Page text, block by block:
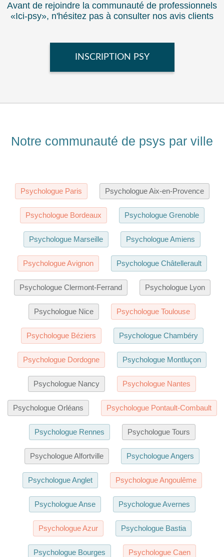
Avant de rejoindre la communauté de professionnels
«Ici-psy», n'hésitez pas à consulter nos avis clients
INSCRIPTION PSY
Notre communauté de psys par ville
Psychologue Paris Psychologue Aix-en-Provence
Psychologue Bordeaux Psychologue Grenoble
Psychologue Marseille Psychologue Amiens
Psychologue Avignon Psychologue Châtellerault
Psychologue Clermont-Ferrand Psychologue Lyon
Psychologue Nice Psychologue Toulouse
Psychologue Béziers Psychologue Chambéry
Psychologue Dordogne Psychologue Montluçon
Psychologue Nancy Psychologue Nantes
Psychologue Orléans Psychologue Pontault-Combault
Psychologue Rennes Psychologue Tours
Psychologue Alfortville Psychologue Angers
Psychologue Anglet Psychologue Angoulême
Psychologue Anse Psychologue Avernes
Psychologue Azur Psychologue Bastia
Psychologue Bourges Psychologue Caen